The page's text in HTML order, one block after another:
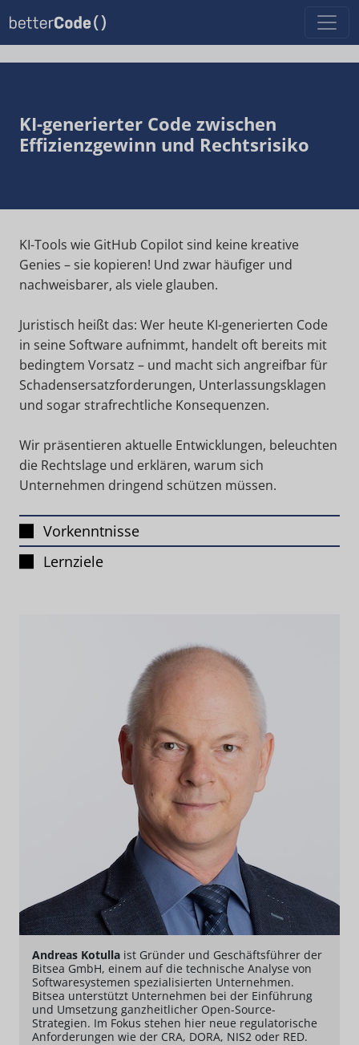
KI-generierter Code zwischen
Effizienzgewinn und Rechtsrisiko
KI-Tools wie GitHub Copilot sind keine kreative
Genies – sie kopieren! Und zwar häufiger und
nachweisbarer, als viele glauben.
Juristisch heißt das: Wer heute KI-generierten Code
in seine Software aufnimmt, handelt oft bereits mit
bedingtem Vorsatz – und macht sich angreifbar für
Schadensersatzforderungen, Unterlassungsklagen
und sogar strafrechtliche Konsequenzen.
Wir präsentieren aktuelle Entwicklungen, beleuchten
die Rechtslage und erklären, warum sich
Unternehmen dringend schützen müssen.
Vorkenntnisse
Lernziele
Andreas Kotulla ist Gründer und Geschäftsführer der
Bitsea GmbH, einem auf die technische Analyse von
Softwaresystemen spezialisierten Unternehmen.
Bitsea unterstützt Unternehmen bei der Einführung
und Umsetzung ganzheitlicher Open-Source-
Strategien. Im Fokus stehen hier neue regulatorische
Anforderungen wie der CRA, DORA, NIS2 oder RED.